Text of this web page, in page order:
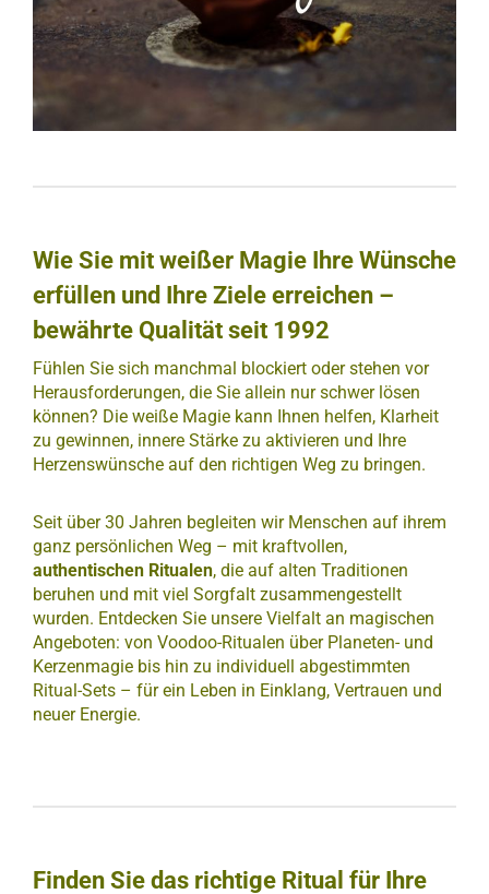
Wie Sie mit weißer Magie Ihre Wünsche
erfüllen und Ihre Ziele erreichen –
bewährte Qualität seit 1992
Fühlen Sie sich manchmal blockiert oder stehen vor
Herausforderungen, die Sie allein nur schwer lösen
können? Die weiße Magie kann Ihnen helfen, Klarheit
zu gewinnen, innere Stärke zu aktivieren und Ihre
Herzenswünsche auf den richtigen Weg zu bringen.
Seit über 30 Jahren begleiten wir Menschen auf ihrem
ganz persönlichen Weg – mit kraftvollen,
authentischen Ritualen, die auf alten Traditionen
beruhen und mit viel Sorgfalt zusammengestellt
wurden. Entdecken Sie unsere Vielfalt an magischen
Angeboten: von Voodoo-Ritualen über Planeten- und
Kerzenmagie bis hin zu individuell abgestimmten
Ritual-Sets – für ein Leben in Einklang, Vertrauen und
neuer Energie.
Finden Sie das richtige Ritual für Ihre